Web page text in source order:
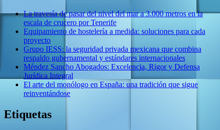
La travesía de pasar del nivel del mar a 3.000 metros en la
escala de crucero por Tenerife
Equipamiento de hostelería a medida: soluciones para cada
proyecto
Grupo IESS: la seguridad privada mexicana que combina
respaldo gubernamental y estándares internacionales
Méndez Sancho Abogados: Excelencia, Rigor y Defensa
Jurídica Integral
El arte del monólogo en España: una tradición que sigue
reinventándose
Etiquetas